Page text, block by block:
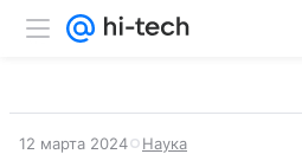
12 марта 2024 Наука